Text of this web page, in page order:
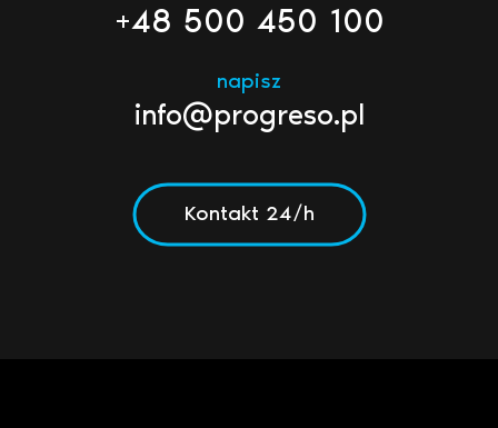
+48 500 450 100
napisz
info@progreso.pl
Kontakt 24/h